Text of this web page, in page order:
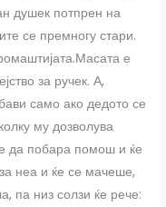
душек потпрен на
се премногу стари.
е
за ручек. А,
само ако дедото се
му дозволува
да побара помош и ќе
неа и ќе се мачеше,
па низ солзи ќе рече: